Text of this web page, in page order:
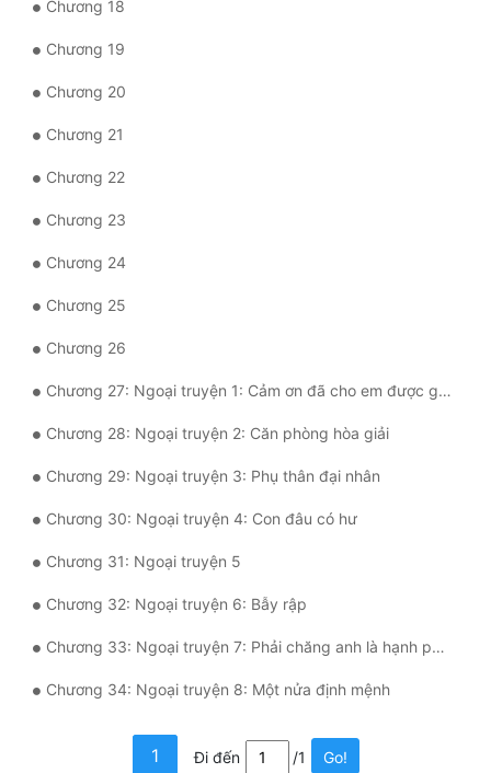
Tiên Hiệp
Tiểu Thuyết
Trinh Thám
Triều Đấu
Trùng Sinh
Trọng Sinh
Tu Chân
Tu Tiên
Tội Phạm
Vô Địch
Võ Hiệp
Chương 18
Chương 19
Chương 20
Chương 21
Chương 22
Chương 23
Chương 24
Chương 25
Chương 26
Chương 27: Ngoại truyện 1: Cảm ơn đã cho em được gặp anh
Chương 28: Ngoại truyện 2: Căn phòng hòa giải
Chương 29: Ngoại truyện 3: Phụ thân đại nhân
Chương 30: Ngoại truyện 4: Con đâu có hư
Chương 31: Ngoại truyện 5
Chương 32: Ngoại truyện 6: Bẫy rập
Chương 33: Ngoại truyện 7: Phải chăng anh là hạnh phúc đời em?
Chương 34: Ngoại truyện 8: Một nửa định mệnh
1 Đi đến /1 Go!